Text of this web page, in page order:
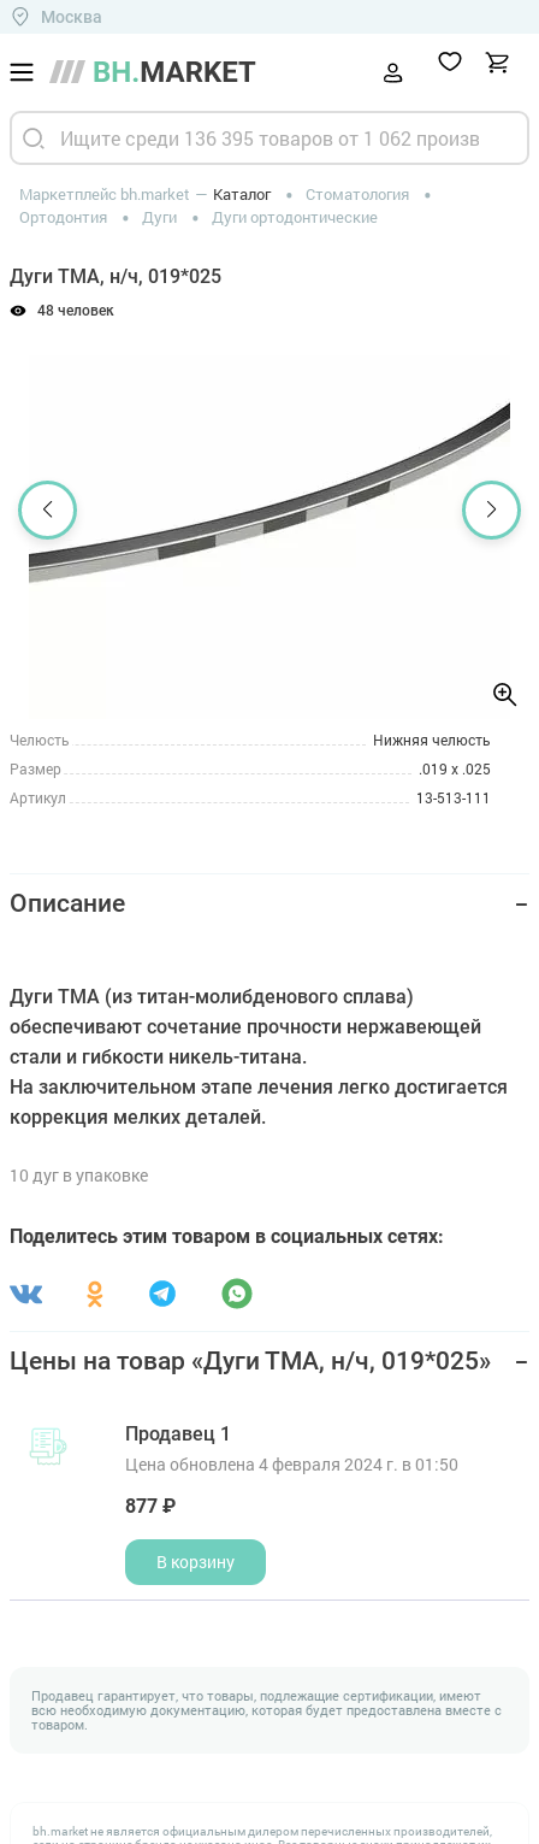
Москва
Маркетплейс bh.market Каталог
Стоматология
Ортодонтия
Дуги Дуги ортодонтические
Дуги ТМА, н/ч, 019*025
48 человек
Челюсть
Нижняя челюсть
Размер
.019 x .025
Артикул
13-513-111
Описание
Дуги ТМА (из титан-молибденового сплава)
обеспечивают сочетание прочности нержавеющей
стали и гибкости никель-титана.
На заключительном этапе лечения легко достигается
коррекция мелких деталей.
10 дуг в упаковке
Поделитесь этим товаром в социальных сетях:
Цены на товар «Дуги ТМА, н/ч, 019*025»
Продавец 1
Цена обновлена 4 февраля 2024 г. в 01:50
877 ₽
В корзину
Продавец гарантирует, что товары, подлежащие сертификации, имеют
всю необходимую документацию, которая будет предоставлена вместе с
товаром.
bh.market не является официальным дилером перечисленных производителей,